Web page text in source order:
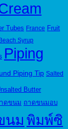
Tubes France Fruit
Syrup
Piping
Piping Tip Salted
Butter
ดขนม ถาดขนมอบ
นม พิมพ์ซิ